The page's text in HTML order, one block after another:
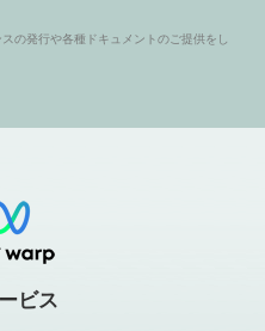
の発行や各種ドキュメントのご提供をし
ビス